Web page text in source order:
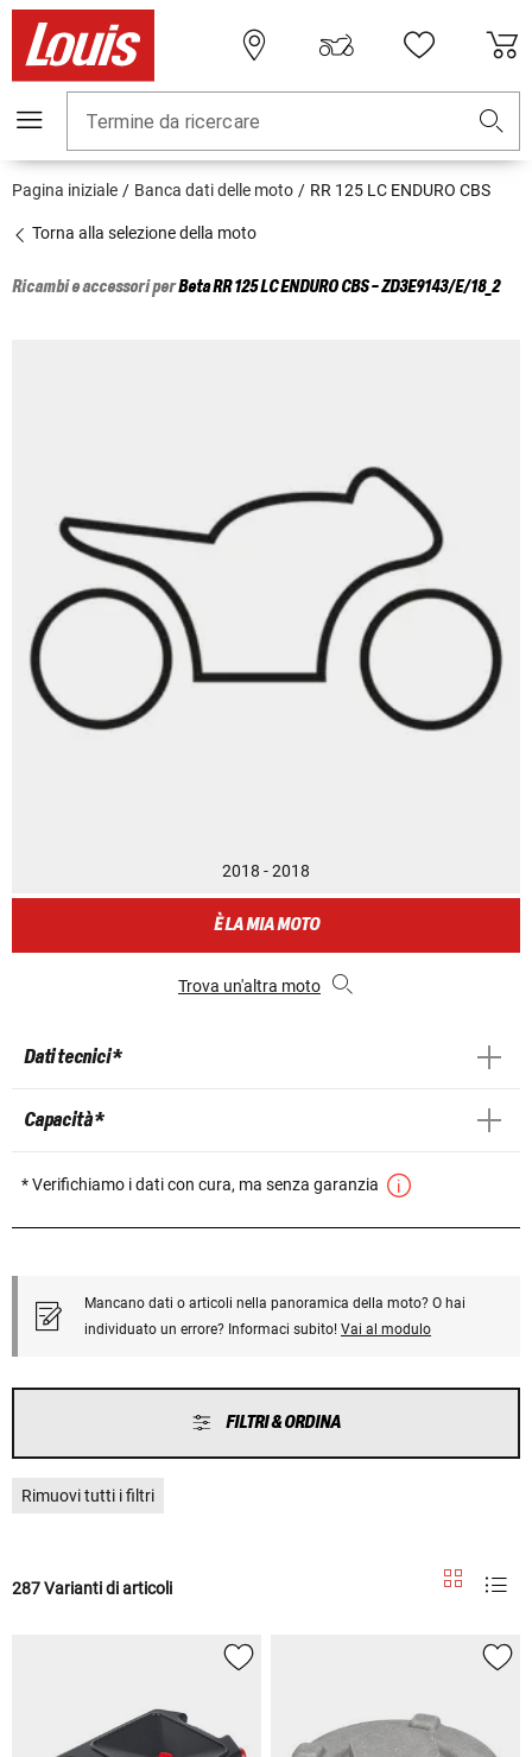
Termine da ricercare
Pagina iniziale Banca dati delle moto RR 125 LC ENDURO CBS
Torna alla selezione della moto
Ricambi e accessori perBetaRR 125 LC ENDURO CBS - ZD3E9143/E/18_2
2018 - 2018
È LA MIA MOTO
Trova un'altra moto
Dati tecnici *
Capacità *
* Verifichiamo i dati con cura, ma senza garanzia
Mancano dati o articoli nella panoramica della moto? O hai
individuato un errore? Informaci subito! Vai al modulo
FILTRI & ORDINA
Rimuovi tutti i filtri
287 Varianti di articoli